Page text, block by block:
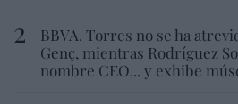
BBVA. Torres no se ha
Genç, mientras Rodríguez
nombre CEO... y exhibe